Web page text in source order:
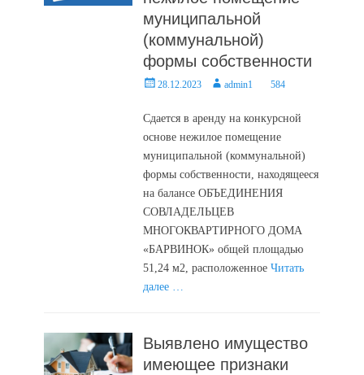
муниципальной
(коммунальной)
формы собственности
Posted28.12.2023 Authoradmin1 584
Сдается в аренду на конкурсной
основе нежилое помещение
муниципальной (коммунальной)
формы собственности, находящееся
на балансе ОБЪЕДИНЕНИЯ
СОВЛАДЕЛЬЦЕВ
МНОГОКВАРТИРНОГО ДОМА
«БАРВИНОК» общей площадью
51,24 м2, расположенноеЧитать
далее …
Выявлено имущество
имеющее признаки